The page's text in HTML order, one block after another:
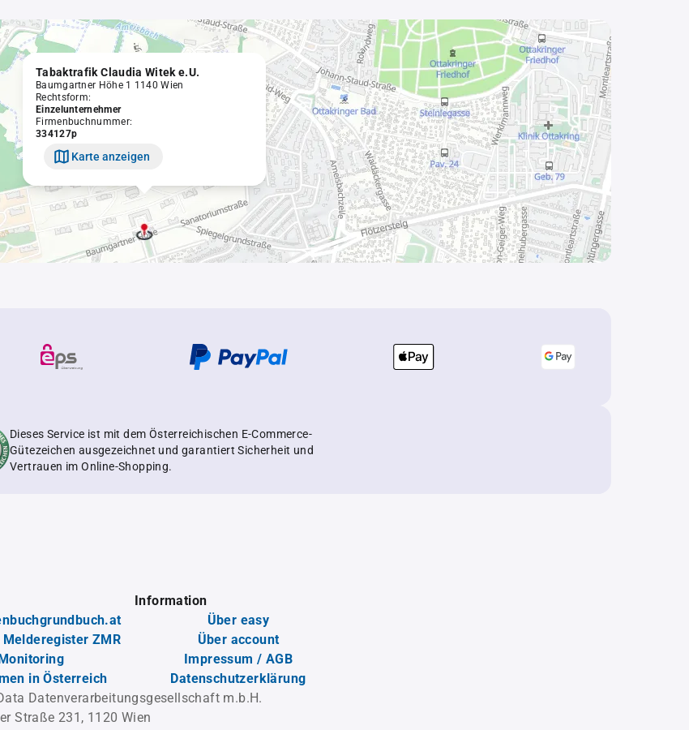
Tabaktrafik Claudia Witek e.U.
Baumgartner Höhe 1 1140 Wien
Rechtsform:
Einzelunternehmer
Firmenbuchnummer:
334127p
Karte anzeigen
Dieses Service ist mit dem Österreichischen E-Commerce-
Gütezeichen ausgezeichnet und garantiert Sicherheit und
Vertrauen im Online-Shopping.
ZMR
in Österreich
Information
Über easy
Über account
Impressum / AGB
Datenschutzerklärung
Datenverarbeitungsgesellschaft m.b.H.
Straße 231, 1120 Wien